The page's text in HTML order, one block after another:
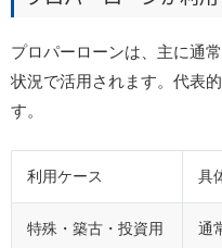
プロパーローンは、主に通
状況で活用されます。代表
す。
利用ケース 具
特殊・築古・投資用
通